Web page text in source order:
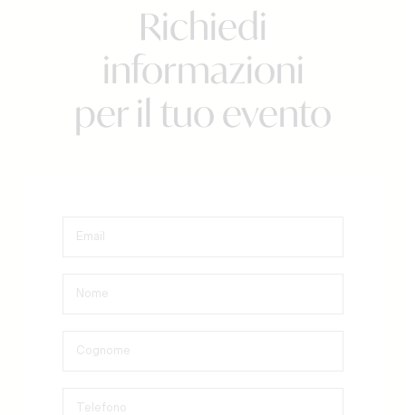
Richiedi
informazioni
per il tuo evento
Email
Nome
Cognome
Telefono